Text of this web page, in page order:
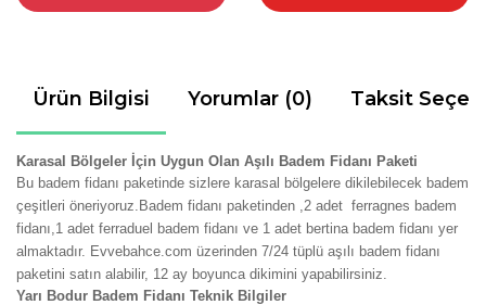
Ürün Bilgisi Yorumlar (0) Taksit
Karasal Bölgeler İçin Uygun Olan Aşılı Badem Fidanı Paketi
Bu badem fidanı paketinde sizlere karasal bölgelere dikilebilecek badem
çeşitleri öneriyoruz.Badem fidanı paketinden ,2 adet ferragnes badem
fidanı,1 adet ferraduel badem fidanı ve 1 adet bertina badem fidanı yer
almaktadır. Evvebahce.com üzerinden 7/24 tüplü aşılı badem fidanı
paketini satın alabilir, 12 ay boyunca dikimini yapabilirsiniz.
Yarı Bodur Badem Fidanı Teknik Bilgiler